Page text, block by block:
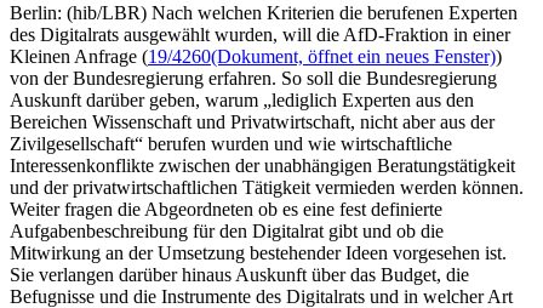
Berlin: (hib/LBR) Nach welchen Kriterien die berufenen Experten
des Digitalrats ausgewählt wurden, will die AfD-Fraktion in einer
Kleinen Anfrage (19/4260(Dokument, öffnet ein neues Fenster))
von der Bundesregierung erfahren. So soll die Bundesregierung
Auskunft darüber geben, warum „lediglich Experten aus den
Bereichen Wissenschaft und Privatwirtschaft, nicht aber aus der
Zivilgesellschaft“ berufen wurden und wie wirtschaftliche
Interessenkonflikte zwischen der unabhängigen Beratungstätigkeit
und der privatwirtschaftlichen Tätigkeit vermieden werden können.
Weiter fragen die Abgeordneten ob es eine fest definierte
Aufgabenbeschreibung für den Digitalrat gibt und ob die
Mitwirkung an der Umsetzung bestehender Ideen vorgesehen ist.
Sie verlangen darüber hinaus Auskunft über das Budget, die
Befugnisse und die Instrumente des Digitalrats und in welcher Art